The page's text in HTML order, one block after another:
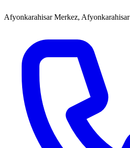
Afyonkarahisar Merkez, Afyonkarahisar